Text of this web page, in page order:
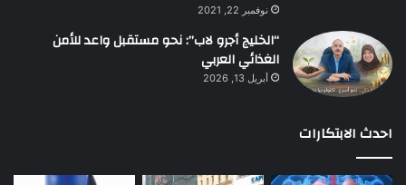
نوفمبر 22, 2021
“الخليج أجرو لاب”: نحو مستقبل واعد للأمن
الغذائي العربي
أبريل 13, 2026
احدث الابتكارات